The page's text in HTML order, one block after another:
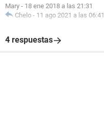
Mary - 18 ene 2018 a las 21:31
Chelo - 11 ago 2021 a las 06:41
4 respuestas